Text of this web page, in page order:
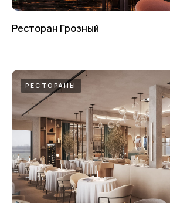
Ресторан Грозный
РЕСТОРАНЫ